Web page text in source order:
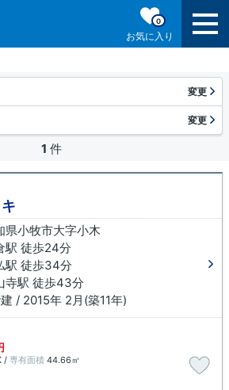
お気に入り
0
変更
変更
1 件
県小牧市大字小木
駅 徒歩24分
駅 徒歩34分
寺駅 徒歩43分
/ 2015年 2月(築11年)
/ 専有面積 44.66㎡